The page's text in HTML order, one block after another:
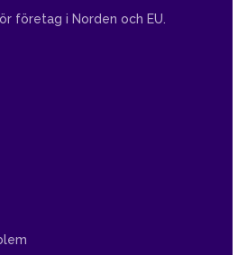
företag i Norden och EU.